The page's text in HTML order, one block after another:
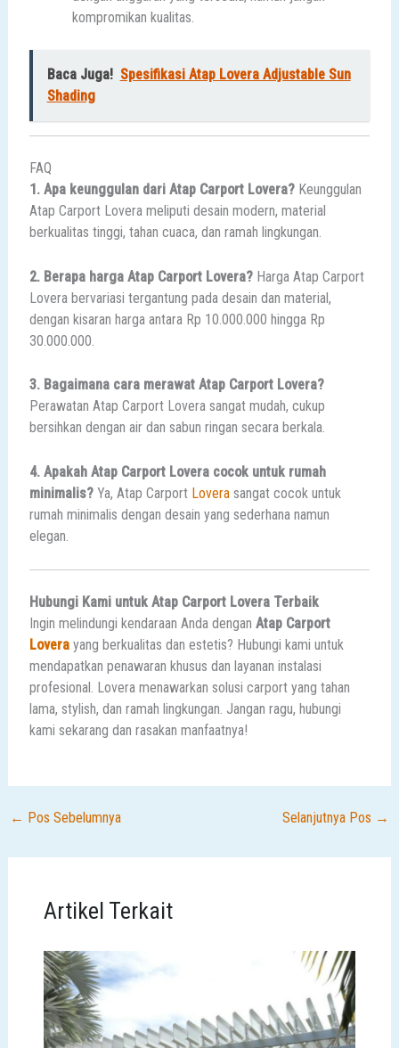
kompromikan kualitas.
Baca Juga! Spesifikasi Atap Lovera Adjustable Sun
Shading
FAQ
1. Apa keunggulan dari Atap Carport Lovera?Keunggulan
Atap Carport Lovera meliputi desain modern, material
berkualitas tinggi, tahan cuaca, dan ramah lingkungan.
2. Berapa harga Atap Carport Lovera?Harga Atap Carport
Lovera bervariasi tergantung pada desain dan material,
dengan kisaran harga antara Rp 10.000.000 hingga Rp
30.000.000.
3. Bagaimana cara merawat Atap Carport Lovera?
Perawatan Atap Carport Lovera sangat mudah, cukup
bersihkan dengan air dan sabun ringan secara berkala.
4. Apakah Atap Carport Lovera cocok untuk rumah
minimalis?Ya, Atap Carport Loverasangat cocok untuk
rumah minimalis dengan desain yang sederhana namun
elegan.
Hubungi Kami untuk Atap Carport Lovera Terbaik
Ingin melindungi kendaraan Anda dengan Atap Carport
Loverayang berkualitas dan estetis? Hubungi kami untuk
mendapatkan penawaran khusus dan layanan instalasi
profesional. Lovera menawarkan solusi carport yang tahan
lama, stylish, dan ramah lingkungan. Jangan ragu, hubungi
kami sekarang dan rasakan manfaatnya!
← Pos Sebelumnya Selanjutnya Pos →
Artikel Terkait